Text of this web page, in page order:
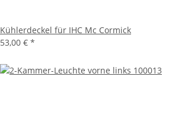
Kühlerdeckel für IHC Mc Cormick
53,00 € *